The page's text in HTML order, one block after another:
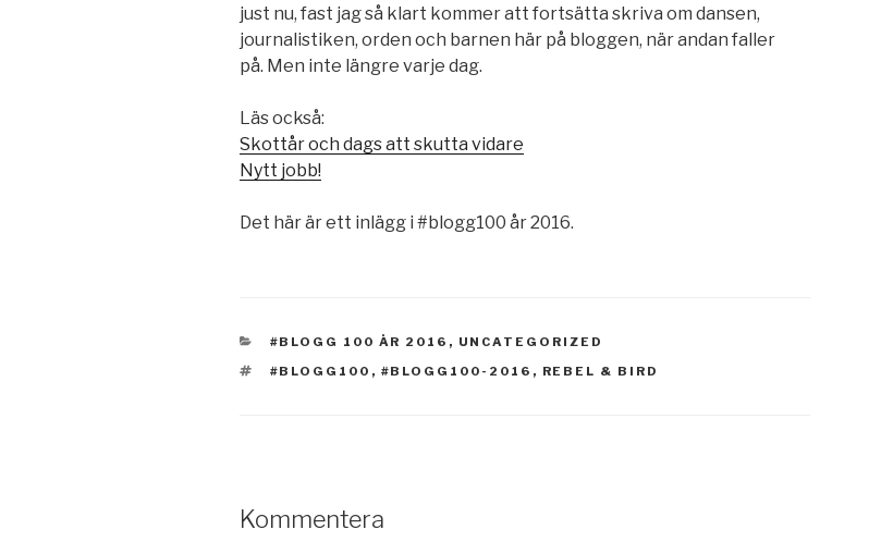
just nu, fast jag så klart kommer att fortsätta skriva om dansen,
journalistiken, orden och barnen här på bloggen, när andan faller
på. Men inte längre varje dag.
Läs också:
Skottår och dags att skutta vidare
Nytt jobb!
Det här är ett inlägg i #blogg100 år 2016.
KATEGORIER
#BLOGG 100 ÅR 2016 , UNCATEGORIZED
TAGGAR
#BLOGG100 , #BLOGG100-2016 , REBEL & BIRD
Kommentera